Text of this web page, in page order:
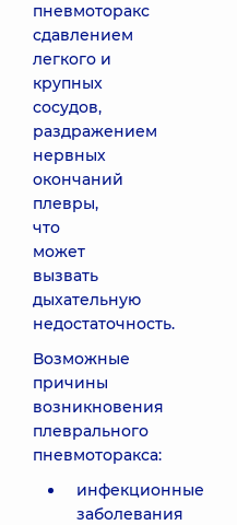
пневмоторакс
сдавлением
легкого и
крупных
сосудов,
раздражением
нервных
окончаний
плевры,
что
может
вызвать
дыхательную
недостаточность.
Возможные
причины
возникновения
плеврального
пневмоторакса:
инфекционные
заболевания